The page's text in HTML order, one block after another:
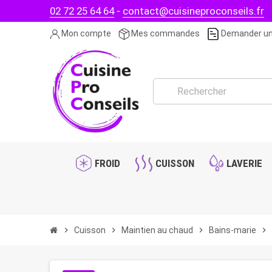
02 72 25 64 64- contact@cuisineproconseils.fr
Mon compte Mes commandes Demander
FROID CUISSON LAVERIE
chevron_right Cuisson chevron_right Maintien au chaud chevron_right Bains-marie chevron_right